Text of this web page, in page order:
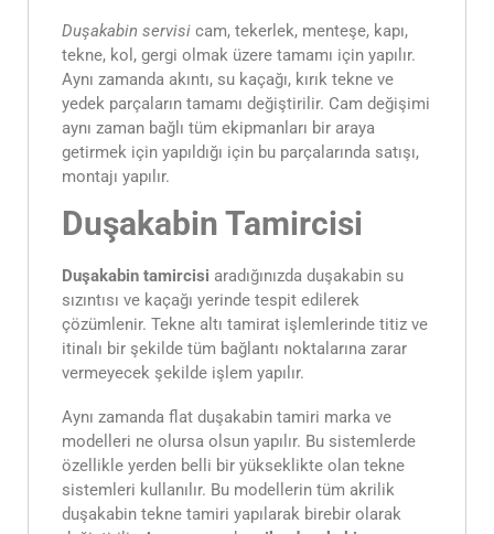
Duşakabin servisi cam, tekerlek, menteşe, kapı,
tekne, kol, gergi olmak üzere tamamı için yapılır.
Aynı zamanda akıntı, su kaçağı, kırık tekne ve
yedek parçaların tamamı değiştirilir. Cam değişimi
aynı zaman bağlı tüm ekipmanları bir araya
getirmek için yapıldığı için bu parçalarında satışı,
montajı yapılır.
Duşakabin Tamircisi
Duşakabin tamircisi aradığınızda duşakabin su
sızıntısı ve kaçağı yerinde tespit edilerek
çözümlenir. Tekne altı tamirat işlemlerinde titiz ve
itinalı bir şekilde tüm bağlantı noktalarına zarar
vermeyecek şekilde işlem yapılır.
Aynı zamanda flat duşakabin tamiri marka ve
modelleri ne olursa olsun yapılır. Bu sistemlerde
özellikle yerden belli bir yükseklikte olan tekne
sistemleri kullanılır. Bu modellerin tüm akrilik
duşakabin tekne tamiri yapılarak birebir olarak